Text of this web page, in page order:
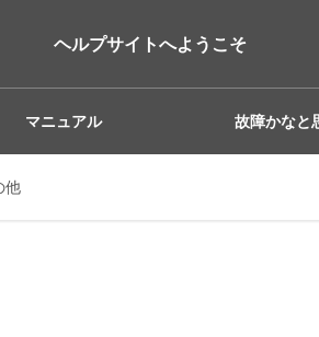
ヘルプサイトへようこそ
マニュアル 故障かなと
他